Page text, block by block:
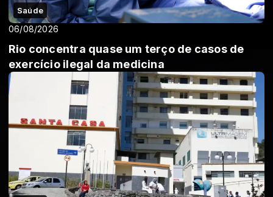
Saúde
06/08/2026
Rio concentra quase um terço de casos de
exercício ilegal da medicina